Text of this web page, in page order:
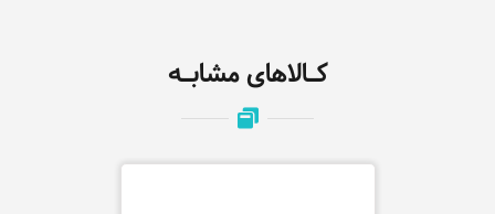
کـالاهای مشابـه